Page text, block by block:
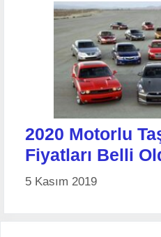
2020 Motorlu
Fiyatları Belli
5 Kasım 2019